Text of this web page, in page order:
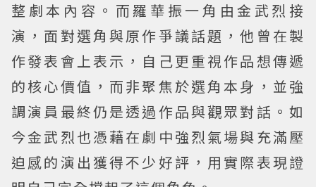
整劇本內容。而羅華振一角由金武烈接
演，面對選角與原作爭議話題，他曾在製
作發表會上表示，自己更重視作品想傳遞
的核心價值，而非聚焦於選角本身，並強
調演員最終仍是透過作品與觀眾對話。如
今金武烈也憑藉在劇中強烈氣場與充滿壓
迫感的演出獲得不少好評，用實際表現證